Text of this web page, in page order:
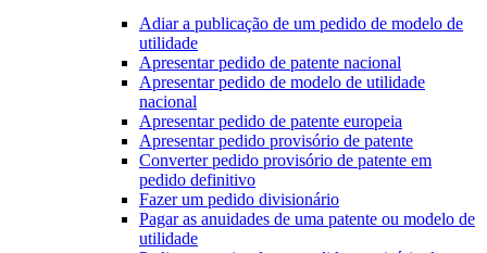
Adiar a publicação de um pedido de modelo de
utilidade
Apresentar pedido de patente nacional
Apresentar pedido de modelo de utilidade
nacional
Apresentar pedido de patente europeia
Apresentar pedido provisório de patente
Converter pedido provisório de patente em
pedido definitivo
Fazer um pedido divisionário
Pagar as anuidades de uma patente ou modelo de
utilidade